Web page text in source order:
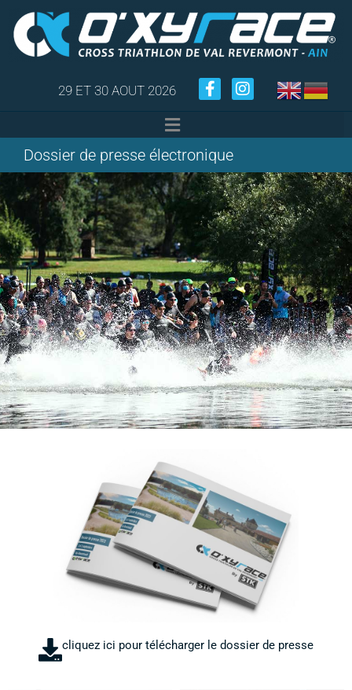
29 ET 30 AOUT 2026
Dossier de presse électronique
cliquez ici pour télécharger le dossier de presse